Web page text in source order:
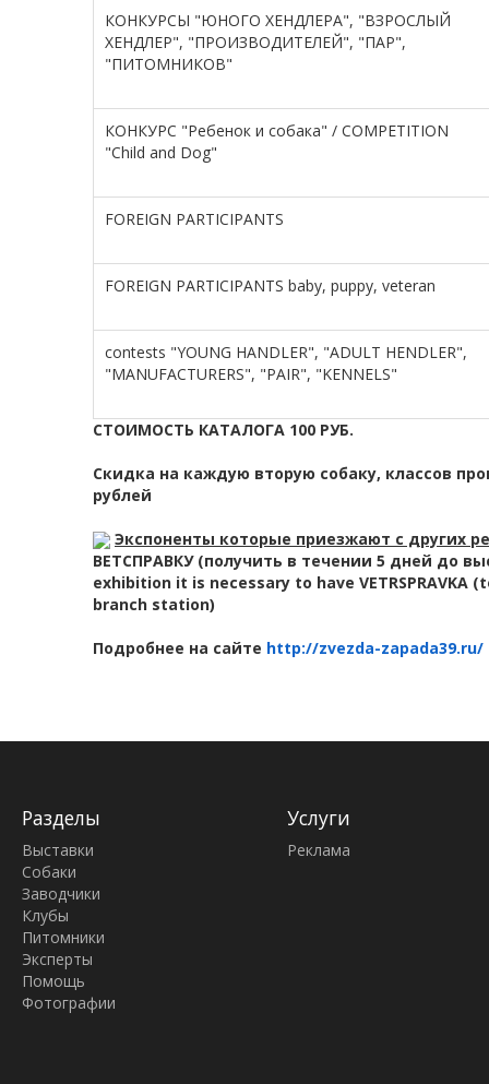
КОНКУРСЫ "ЮНОГО ХЕНДЛЕРА", "ВЗРОСЛЫЙ
ХЕНДЛЕР", "ПРОИЗВОДИТЕЛЕЙ", "ПАР",
"ПИТОМНИКОВ"
КОНКУРС "Ребенок и собака" / COMPETITION
"Child and Dog"
FOREIGN PARTICIPANTS
FOREIGN PARTICIPANTS baby, puppy, veteran
contests "YOUNG HANDLER", "ADULT HENDLER",
"MANUFACTURERS", "PAIR", "KENNELS"
СТОИМОСТЬ КАТАЛОГА 100 РУБ.
Скидка на каждую вторую собаку, классов
рублей
Экспоненты которые приезжают с других
ВЕТСПРАВКУ (получить в течении 5 дней до
exhibition it is necessary to have
branch station)
Подробнее на сайте http://zvezda-zapada39.ru/
Разделы
Выставки
Собаки
Заводчики
Клубы
Питомники
Эксперты
Помощь
Фотографии
Услуги
Реклама